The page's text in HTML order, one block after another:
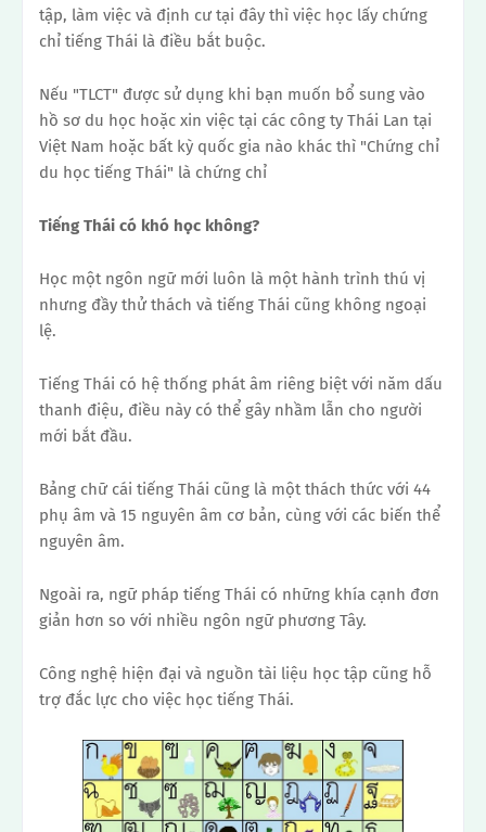
tập, làm việc và định cư tại đây thì việc học lấy chứng
chỉ tiếng Thái là điều bắt buộc.
Nếu "TLCT" được sử dụng khi bạn muốn bổ sung vào
hồ sơ du học hoặc xin việc tại các công ty Thái Lan tại
Việt Nam hoặc bất kỳ quốc gia nào khác thì "Chứng chỉ
du học tiếng Thái" là chứng chỉ
Tiếng Thái có khó học không?
Học một ngôn ngữ mới luôn là một hành trình thú vị
nhưng đầy thử thách và tiếng Thái cũng không ngoại
lệ.
Tiếng Thái có hệ thống phát âm riêng biệt với năm dấu
thanh điệu, điều này có thể gây nhầm lẫn cho người
mới bắt đầu.
Bảng chữ cái tiếng Thái cũng là một thách thức với 44
phụ âm và 15 nguyên âm cơ bản, cùng với các biến thể
nguyên âm.
Ngoài ra, ngữ pháp tiếng Thái có những khía cạnh đơn
giản hơn so với nhiều ngôn ngữ phương Tây.
Công nghệ hiện đại và nguồn tài liệu học tập cũng hỗ
trợ đắc lực cho việc học tiếng Thái.